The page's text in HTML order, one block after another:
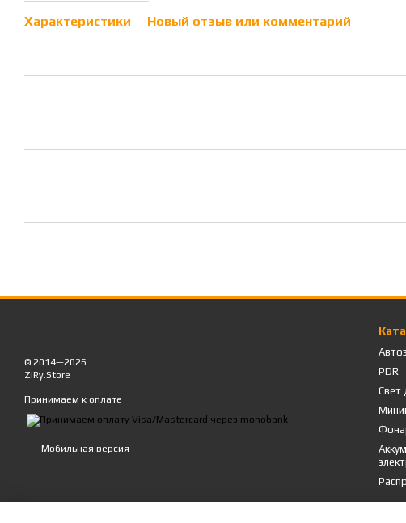
Характеристики Новый отзыв или комментарий
© 2014—2026
ZiRy.Store
Принимаем к оплате
Мобильная версия
PDR
Свет